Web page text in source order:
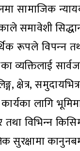
सामाजिक
समावेशी
रूपले विपन्‍न
व्यक्तिलाई
क्षेत्र,
लागि
तथा विभिन्‍न
सुरक्षामा